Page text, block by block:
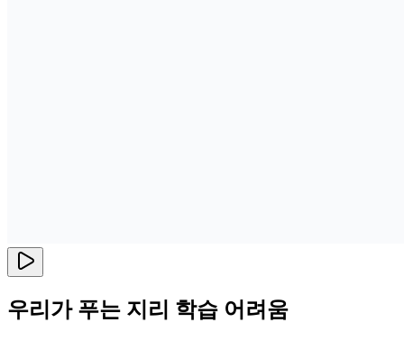
우리가 푸는 지리 학습 어려움